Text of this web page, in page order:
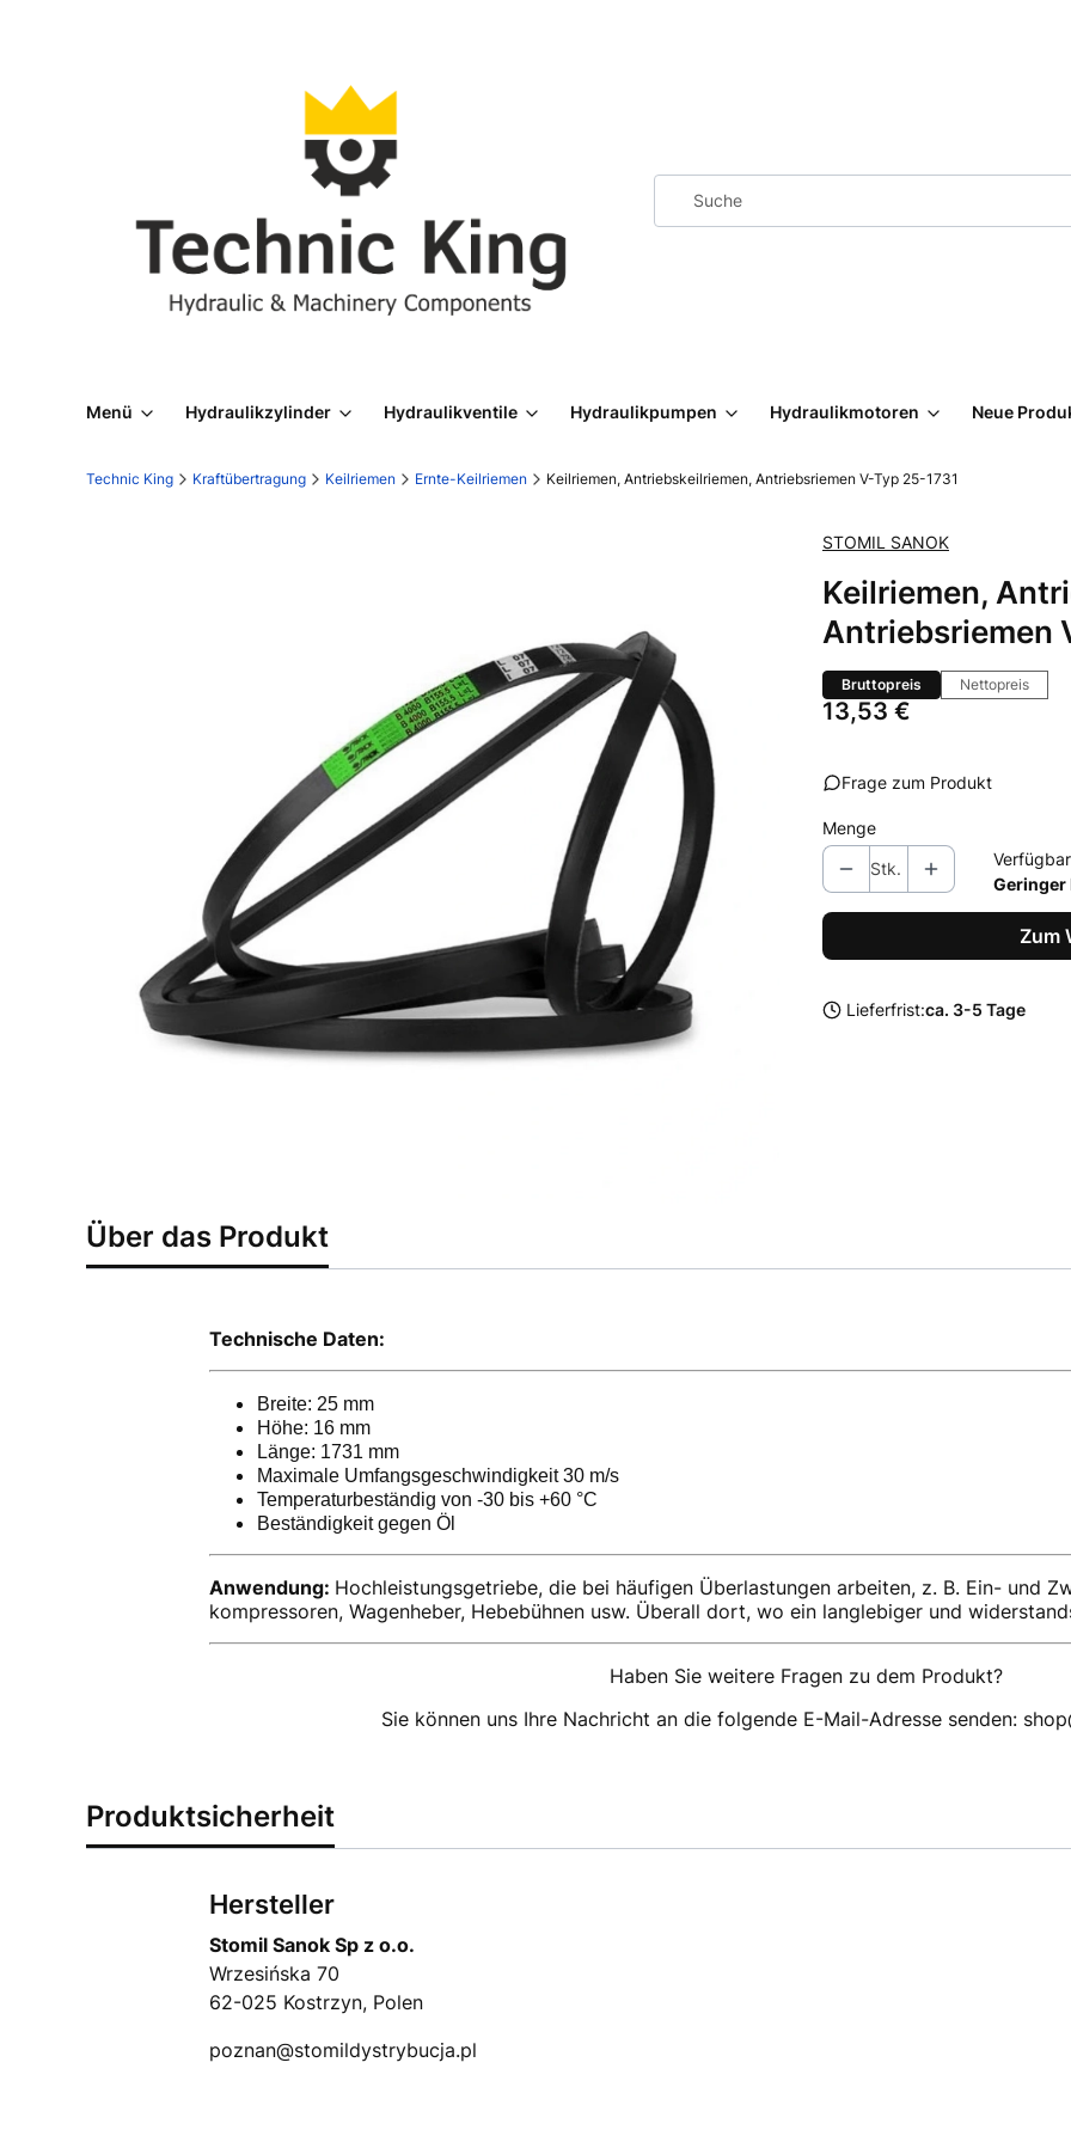
Menü Hydraulikzylinder Hydraulikventile Hydraulikpumpen Hydraulikmotoren Neue
Technic King Kraftübertragung Keilriemen Ernte-Keilriemen Keilriemen, Antriebskeilriemen, Antriebsriemen V-Typ 25-1731
STOMIL SANOK
Keilriemen,
Antriebsriemen
Bruttopreis Nettopreis
Preis
13,53 €
Frage zum Produkt
Menge
Stk.
Geringer
Zum
Lieferfrist:ca. 3-5 Tage
Über das Produkt
Technische Daten:
Breite: 25 mm
Höhe: 16 mm
Länge: 1731 mm
Maximale Umfangsgeschwindigkeit 30 m/s
Temperaturbeständig von -30 bis +60 °C
Beständigkeit gegen Öl
Anwendung: Hochleistungsgetriebe, die bei häufigen Überlastungen arbeiten, z. B. Ein- und
kompressoren, Wagenheber, Hebebühnen usw. Überall dort, wo ein langlebiger und
Haben Sie weitere Fragen zu dem Produkt?
Sie können uns Ihre Nachricht an die folgende E-Mail-Adresse senden:
Produktsicherheit
Hersteller
Stomil Sanok Sp z o.o.
Wrzesińska 70
62-025 Kostrzyn, Polen
poznan@stomildystrybucja.pl